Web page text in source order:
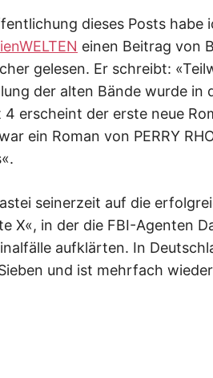
dieses Posts habe
einen Beitrag von
gelesen. Er schreibt:
der alten Bände wurde in
erscheint der erste neue
ein Roman von PERRY
seinerzeit auf die
X«, in der die FBI-Agenten
aufklärten. In
und ist mehrfach